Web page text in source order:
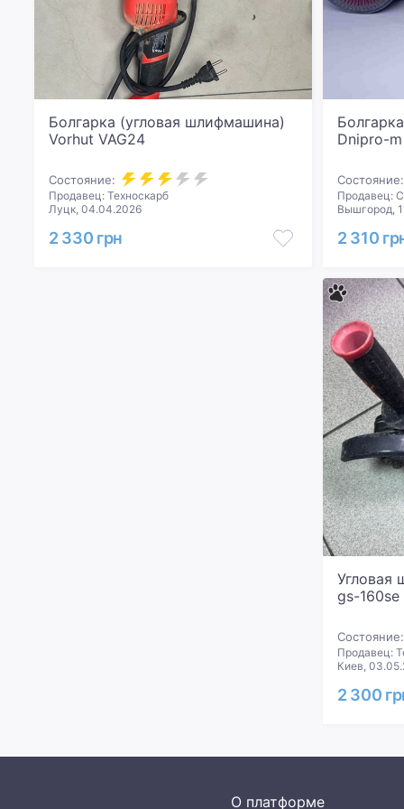
Болгарка (угловая шлифмашина)
Vorhut VAG24
Состояние:
Продавец: Техноскарб
Луцк, 04.04.2026
2 330 грн
Dnipro-
Состояние:
Продавец:
Вышгород,
2 310
Угловая
gs-160se
Состояние:
Продавец:
Киев,
2 300
О платформе